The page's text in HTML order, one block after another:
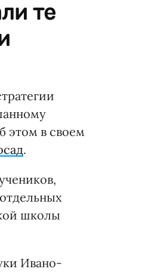
те
этом в своем
.
школы
Ивано-